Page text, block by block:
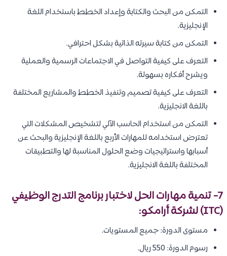
التمكن من البحث والكتابة وإعداد الخطط باستخدام اللغة
الإنجليزية.
التمكن من كتابة سيرته الذاتية بشكل احترافي.
التعرف على كيفية التواصل في الاجتماعات الرسمية والعملية
ويشرح أفكاره بسهولة.
التعرف على كيفية تصميم وتنفيذ الخطط والمشاريع المختلفة
باللغة الانجليزية.
التمكن من استخدام الحاسب الآلي لتشخيص المشكلات التي
تعترض استخدامه للمهارات الأربع باللغة الإنجليزية والبحث عن
أسبابها واستراتيجيات وضع الحلول المناسبة لها والتطبيقات
المختلفة باللغة الانجليزية.
7- تنمية مهارات الحل لاختبار برنامج التدرج الوظيفي
(ITC) لشركة أرامكو:
مستوى الدورة: جميع المستويات.
رسوم الدورة: 550 ريال.